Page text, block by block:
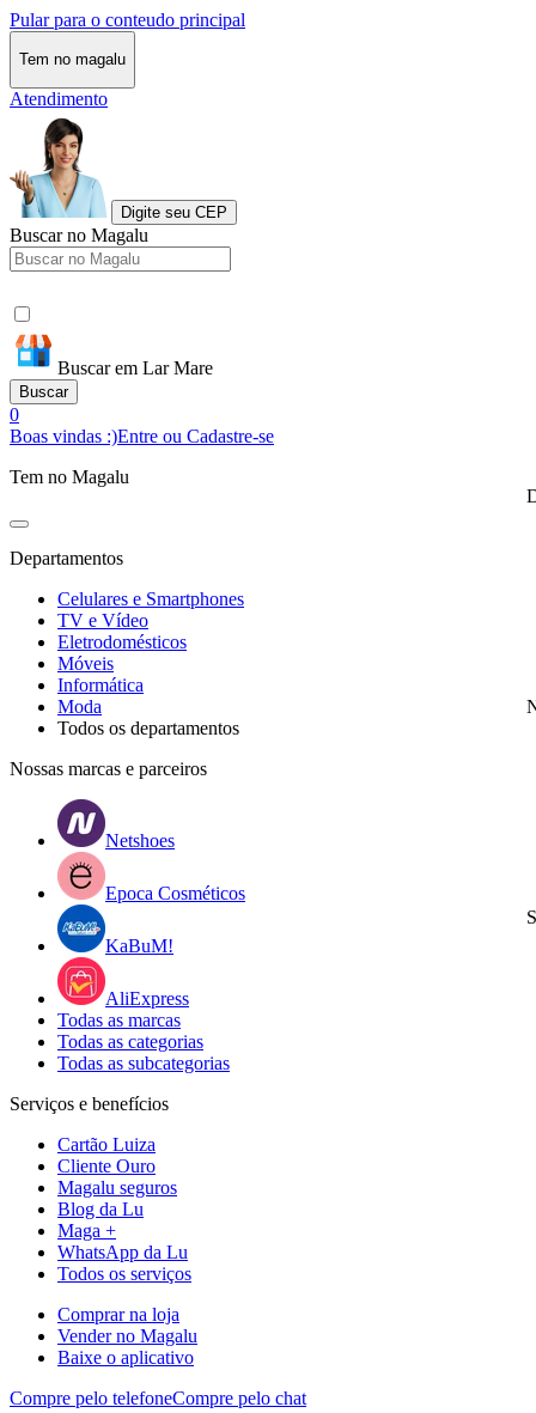
Pular para o conteudo principal
Tem no magalu
Atendimento
Digite seu CEP
Buscar no Magalu
Buscar em Lar Mare
Buscar
0
Boas vindas :)Entre ou Cadastre-se
Tem no Magalu
Departamentos
Celulares e Smartphones
TV e Vídeo
Eletrodomésticos
Móveis
Informática
Moda
Todos os departamentos
Nossas marcas e parceiros
Netshoes
Epoca Cosméticos
KaBuM!
AliExpress
Todas as marcas
Todas as categorias
Todas as subcategorias
Serviços e benefícios
Cartão Luiza
Cliente Ouro
Magalu seguros
Blog da Lu
Maga +
WhatsApp da Lu
Todos os serviços
Comprar na loja
Vender no Magalu
Baixe o aplicativo
Compre pelo telefoneCompre pelo chat